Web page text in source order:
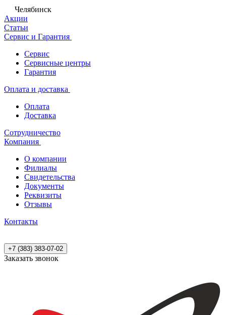
Челябинск
Акции
Статьи
Сервис и Гарантия
Сервис
Сервисные центры
Гарантия
Оплата и доставка
Оплата
Доставка
Сотрудничество
Компания
О компании
Филиалы
Свидетельства
Документы
Реквизиты
Отзывы
Контакты
+7 (383) 383-07-02
Заказать звонок